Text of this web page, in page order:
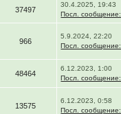
37497
30.4.2025, 19:43
Посл. сообщение:
966
5.9.2024, 22:20
Посл. сообщение:
48464
6.12.2023, 1:00
Посл. сообщение:
13575
6.12.2023, 0:58
Посл. сообщение: